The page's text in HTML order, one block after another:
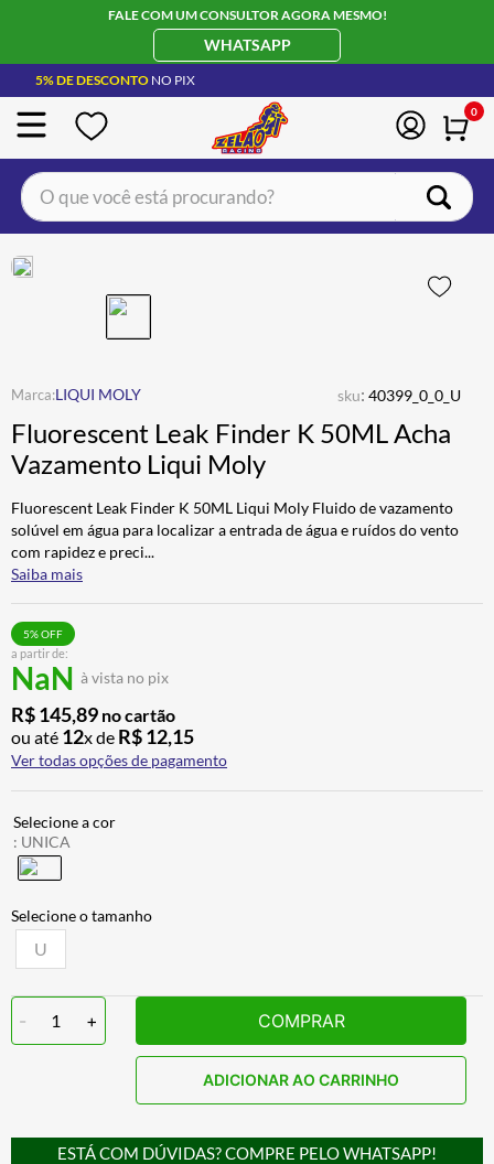
FALE COM UM CONSULTOR AGORA MESMO!
WHATSAPP
5% DE DESCONTO NO PIX
0
O que você está procurando?
LIQUI MOLY sku: 40399_0_0_U
Fluorescent Leak Finder K 50ML Acha
Vazamento Liqui Moly
Fluorescent Leak Finder K 50ML Liqui Moly Fluido de vazamento
solúvel em água para localizar a entrada de água e ruídos do vento
com rapidez e preci...
Saiba mais
a partir de:
NaN à vista no pix
5% OFF
R$145,89 no cartão
ou até 12x de R$12,15
Ver todas opções de pagamento
: UNICA
U
- 1 + COMPRAR
ADICIONAR AO CARRINHO
ESTÁ COM DÚVIDAS? COMPRE PELO WHATSAPP!
BOTA
4º ÓCULOS SOLAR
5º LUVA
6º BAU
7º CALÇA
8º ALPINESTAR
9º AIROH
10º